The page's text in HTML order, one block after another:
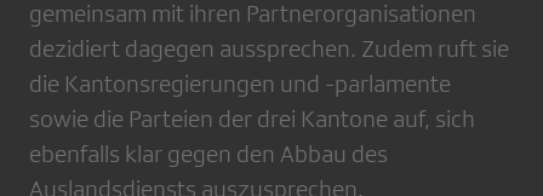
gemeinsam mit ihren Partnerorganisationen
dezidiert dagegen aussprechen. Zudem ruft sie
die Kantonsregierungen und -parlamente
sowie die Parteien der drei Kantone auf, sich
ebenfalls klar gegen den Abbau des
Auslandsdiensts auszusprechen.